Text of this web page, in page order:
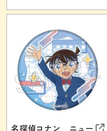
名探偵コナン ニュー